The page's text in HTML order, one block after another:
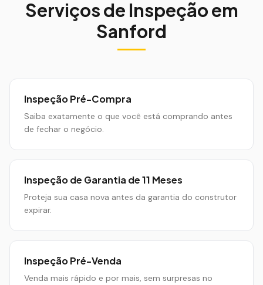
Serviços de Inspeção em
Sanford
Inspeção Pré-Compra
Saiba exatamente o que você está comprando antes
de fechar o negócio.
Inspeção de Garantia de 11 Meses
Proteja sua casa nova antes da garantia do construtor
expirar.
Inspeção Pré-Venda
Venda mais rápido e por mais, sem surpresas no